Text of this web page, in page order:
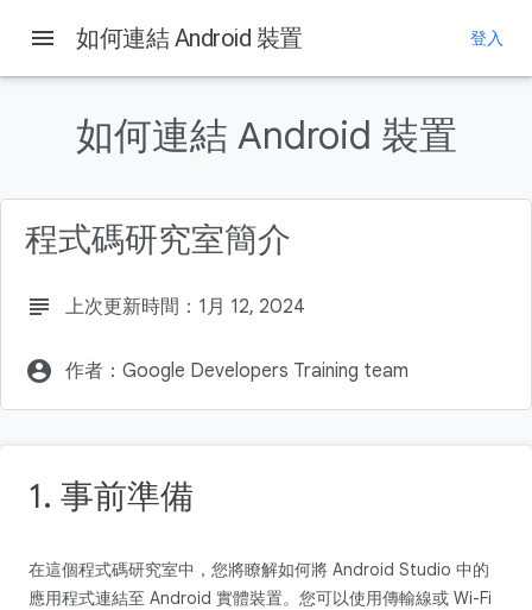
1. 事前準備
必要條件
軟硬體需求
2. 觀看程式設計示範影片 (可略過)
menu 如何連結 Android 裝置 登入
如何連結 Android 裝置
程式碼研究室簡介
subject 上次更新時間：1月 12, 2024
account_circle 作者：Google Developers Training team
1. 事前準備
在這個程式碼研究室中，您將瞭解如何將 Android Studio 中的
應用程式連結至 Android 實體裝置。您可以使用傳輸線或 Wi-Fi